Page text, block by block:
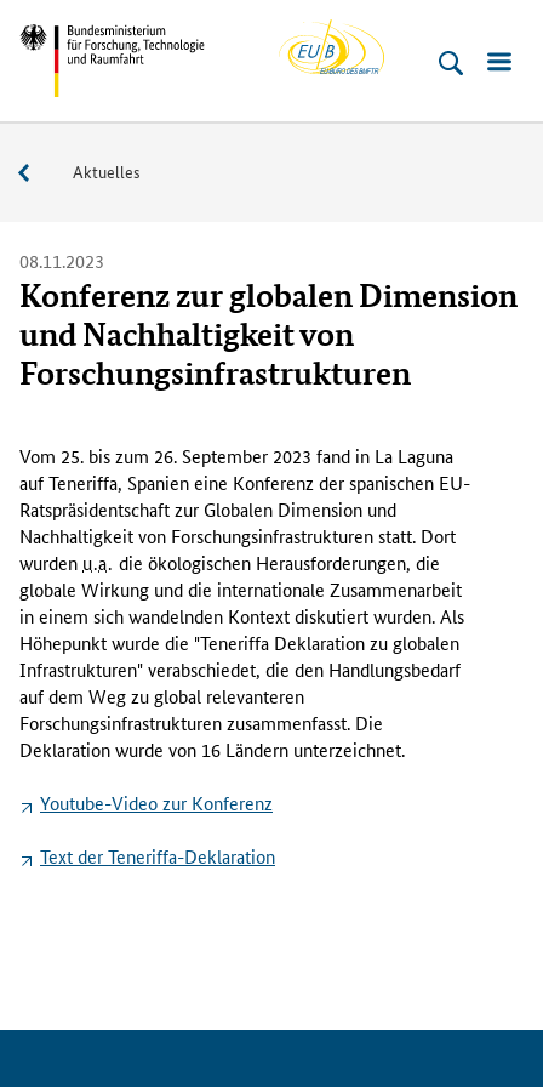
Direkt
zum
Inhalt
(Eingabetaste)
Direkt
zum
Hauptmenu
(Eingabetaste)
Direkt
zur
Suche
(Eingabetaste)
Direkt
zur
Fußleiste
(Enter)
Bundesministerium
Technologie
Buero
Service
Aktuelles
08.11.2023
Konferenz zur globalen Dimension
und Nachhaltigkeit von
Forschungsinfrastrukturen
o
m
2
5
.
b
i
s
z
u
m
b
Vom 25. bis zum 26. September 2023 fand in La Laguna
auf Teneriffa, Spanien eine Konferenz der spanischen EU-
Ratspräsidentschaft zur Globalen Dimension und
Nachhaltigkeit von Forschungsinfrastrukturen statt. Dort
wurden u.a. die ökologischen Herausforderungen, die
globale Wirkung und die internationale Zusammenarbeit
in einem sich wandelnden Kontext diskutiert wurden. Als
Höhepunkt wurde die "Teneriffa Deklaration zu globalen
Infrastrukturen" verabschiedet, die den Handlungsbedarf
auf dem Weg zu global relevanteren
Forschungsinfrastrukturen zusammenfasst. Die
Deklaration wurde von 16 Ländern unterzeichnet.
Youtube-Video zur Konferenz
Text der Teneriffa-Deklaration